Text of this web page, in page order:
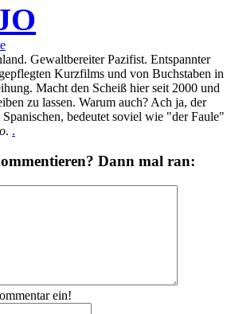
Gewaltbereiter Pazifist. Entspannter
Kurzfilms und von Buchstaben in
Macht den Scheiß hier seit 2000 und
zu lassen. Warum auch? Ach ja, der
bedeutet soviel wie "der Faule"
. .
Dann mal ran:
ein!